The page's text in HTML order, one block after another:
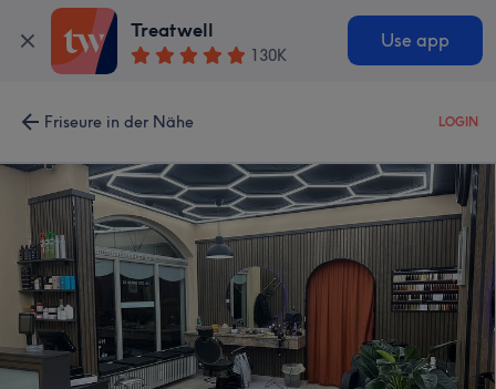
Treatwell
130K
Use app
Friseure in der Nähe LOGIN